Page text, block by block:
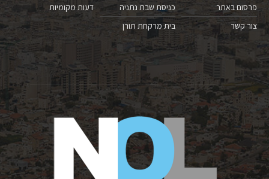
פרסום באתר
צור קשר
כניסת שבת נתניה
בית מרקחת תורן
דעות מקומיות